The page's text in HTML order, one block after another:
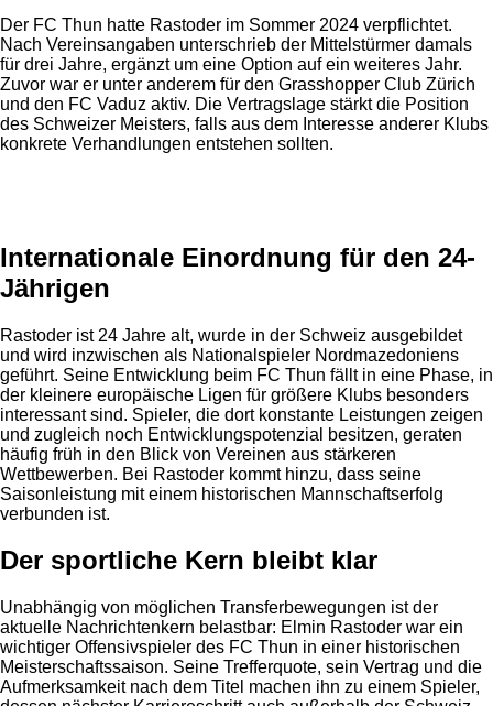
Der FC Thun hatte Rastoder im Sommer 2024 verpflichtet.
Nach Vereinsangaben unterschrieb der Mittelstürmer damals
für drei Jahre, ergänzt um eine Option auf ein weiteres Jahr.
Zuvor war er unter anderem für den Grasshopper Club Zürich
und den FC Vaduz aktiv. Die Vertragslage stärkt die Position
des Schweizer Meisters, falls aus dem Interesse anderer Klubs
konkrete Verhandlungen entstehen sollten.
Internationale Einordnung für den 24-
Jährigen
Rastoder ist 24 Jahre alt, wurde in der Schweiz ausgebildet
und wird inzwischen als Nationalspieler Nordmazedoniens
geführt. Seine Entwicklung beim FC Thun fällt in eine Phase, in
der kleinere europäische Ligen für größere Klubs besonders
interessant sind. Spieler, die dort konstante Leistungen zeigen
und zugleich noch Entwicklungspotenzial besitzen, geraten
häufig früh in den Blick von Vereinen aus stärkeren
Wettbewerben. Bei Rastoder kommt hinzu, dass seine
Saisonleistung mit einem historischen Mannschaftserfolg
verbunden ist.
Der sportliche Kern bleibt klar
Unabhängig von möglichen Transferbewegungen ist der
aktuelle Nachrichtenkern belastbar: Elmin Rastoder war ein
wichtiger Offensivspieler des FC Thun in einer historischen
Meisterschaftssaison. Seine Trefferquote, sein Vertrag und die
Aufmerksamkeit nach dem Titel machen ihn zu einem Spieler,